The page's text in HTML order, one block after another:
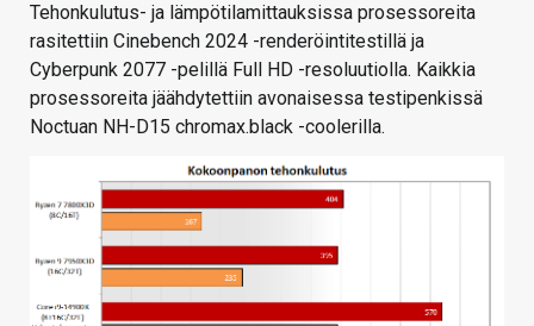
Tehonkulutus- ja lämpötilamittauksissa prosessoreita
rasitettiin Cinebench 2024 -renderöintitestillä ja
Cyberpunk 2077 -pelillä Full HD -resoluutiolla. Kaikkia
prosessoreita jäähdytettiin avonaisessa testipenkissä
Noctuan NH-D15 chromax.black -coolerilla.